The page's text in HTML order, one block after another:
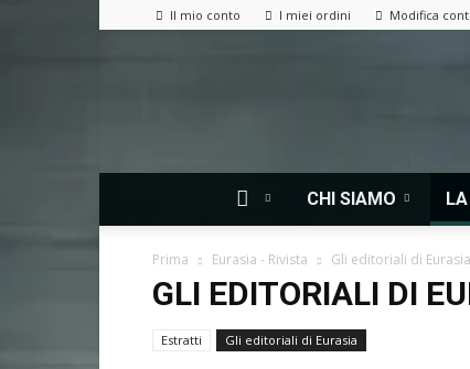
Il mio conto I miei ordini Modifica
CHI SIAMO
Prima Eurasia - Rivista Gli editoriali di Eurasia
GLI EDITORIALI DI
Estratti Gli editoriali di Eurasia